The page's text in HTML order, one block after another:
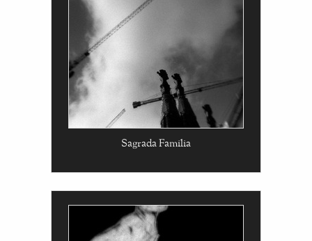
Sagrada Familia